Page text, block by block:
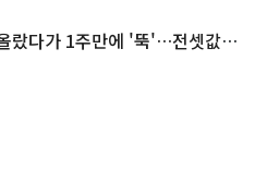
랐다가 1주만에 '뚝'…전셋값은